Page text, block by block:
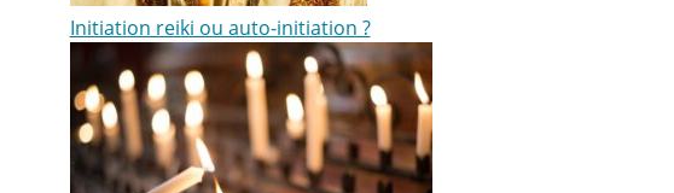
Initiation reiki ou auto-initiation ?